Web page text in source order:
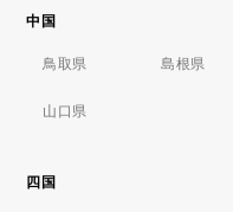
中国
鳥取県 島根県
山口県
四国